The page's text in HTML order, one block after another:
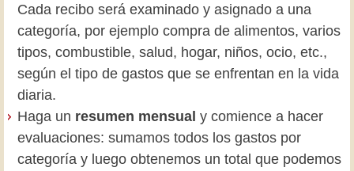
Cada recibo será examinado y asignado a una
categoría, por ejemplo compra de alimentos, varios
tipos, combustible, salud, hogar, niños, ocio, etc.,
según el tipo de gastos que se enfrentan en la vida
diaria.
Haga un resumen mensual y comience a hacer
evaluaciones: sumamos todos los gastos por
categoría y luego obtenemos un total que podemos